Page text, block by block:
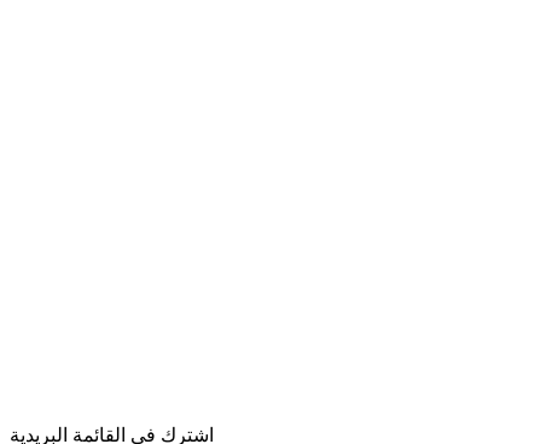
اشترك في القائمة البريدية